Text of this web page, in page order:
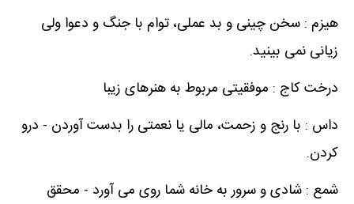
هیزم : سخن چینی و بد عملی، توام با جنگ و دعوا ولی
زیانی نمی بینید.
درخت کاج : موفقیتی مربوط به هنرهای زیبا
داس : با رنج و زحمت، مالی یا نعمتی را بدست آوردن - درو
کردن.
شمع : شادی و سرور به خانه شما روی می آورد - محقق